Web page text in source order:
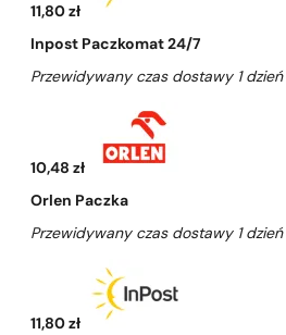
11,80 zł
Inpost Paczkomat 24/7
Przewidywany czas dostawy 1 dzień
10,48 zł
Orlen Paczka
Przewidywany czas dostawy 1 dzień
11,80 zł